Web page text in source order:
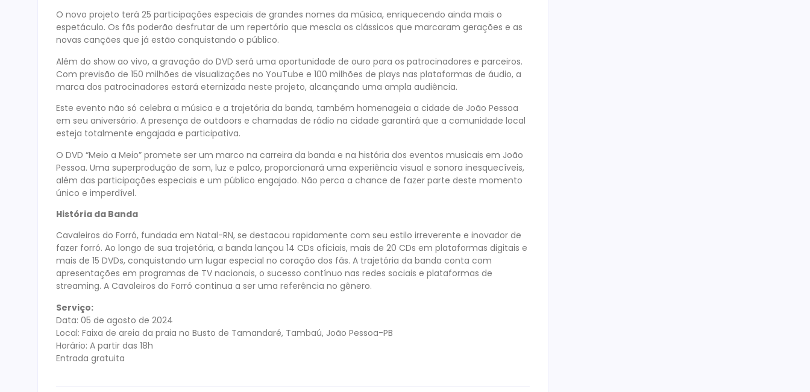
O novo projeto terá 25 participações especiais de grandes nomes da música, enriquecendo ainda mais o
espetáculo. Os fãs poderão desfrutar de um repertório que mescla os clássicos que marcaram gerações e as
novas canções que já estão conquistando o público.
Além do show ao vivo, a gravação do DVD será uma oportunidade de ouro para os patrocinadores e parceiros.
Com previsão de 150 milhões de visualizações no YouTube e 100 milhões de plays nas plataformas de áudio, a
marca dos patrocinadores estará eternizada neste projeto, alcançando uma ampla audiência.
Este evento não só celebra a música e a trajetória da banda, também homenageia a cidade de João Pessoa
em seu aniversário. A presença de outdoors e chamadas de rádio na cidade garantirá que a comunidade local
esteja totalmente engajada e participativa.
O DVD “Meio a Meio” promete ser um marco na carreira da banda e na história dos eventos musicais em João
Pessoa. Uma superprodução de som, luz e palco, proporcionará uma experiência visual e sonora inesquecíveis,
além das participações especiais e um público engajado. Não perca a chance de fazer parte deste momento
único e imperdível.
História da Banda
Cavaleiros do Forró, fundada em Natal-RN, se destacou rapidamente com seu estilo irreverente e inovador de
fazer forró. Ao longo de sua trajetória, a banda lançou 14 CDs oficiais, mais de 20 CDs em plataformas digitais e
mais de 15 DVDs, conquistando um lugar especial no coração dos fãs. A trajetória da banda conta com
apresentações em programas de TV nacionais, o sucesso contínuo nas redes sociais e plataformas de
streaming. A Cavaleiros do Forró continua a ser uma referência no gênero.
Serviço:
Data: 05 de agosto de 2024
Local: Faixa de areia da praia no Busto de Tamandaré, Tambaú, João Pessoa-PB
Horário: A partir das 18h
Entrada gratuita